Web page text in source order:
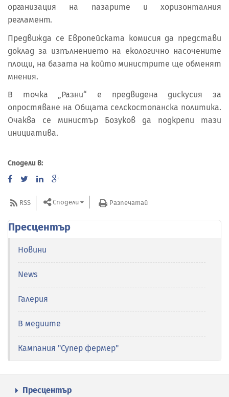
организация на пазарите и хоризонталния
регламент.
Предвижда се Европейската комисия да представи
доклад за изпълнението на екологично насочените
площи, на базата на който министрите ще обменят
мнения.
В точка „Разни“ е предвидена дискусия за
опростяване на Общата селскостопанска политика.
Очаква се министър Бозуков да подкрепи тази
инициатива.
Сподели в:
RSS Сподели Разпечатай
Пресцентър
Новини
News
Галерия
В медиите
Кампания "Супер фермер"
Пресцентър